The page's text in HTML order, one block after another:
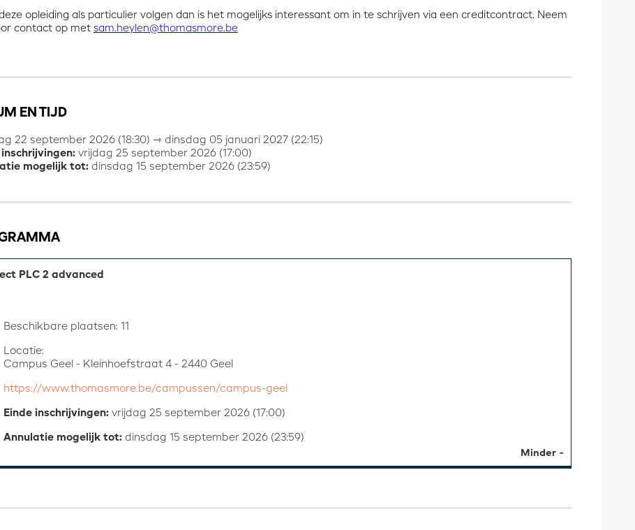
opleiding als particulier volgen dan is het mogelijks interessant om in te schrijven via een creditcontract. Neem
contact op met sam.heylen@thomasmore.be
EN TIJD
22 september 2026 (18:30) ⇾ dinsdag 05 januari 2027 (22:15)
inschrijvingen: vrijdag 25 september 2026 (17:00)
mogelijk tot: dinsdag 15 september 2026 (23:59)
PLC 2 advanced
Minder
Beschikbare plaatsen: 11
Locatie:
Campus Geel - Kleinhoefstraat 4 - 2440 Geel
https://www.thomasmore.be/campussen/campus-geel
Einde inschrijvingen: vrijdag 25 september 2026 (17:00)
Annulatie mogelijk tot: dinsdag 15 september 2026 (23:59)